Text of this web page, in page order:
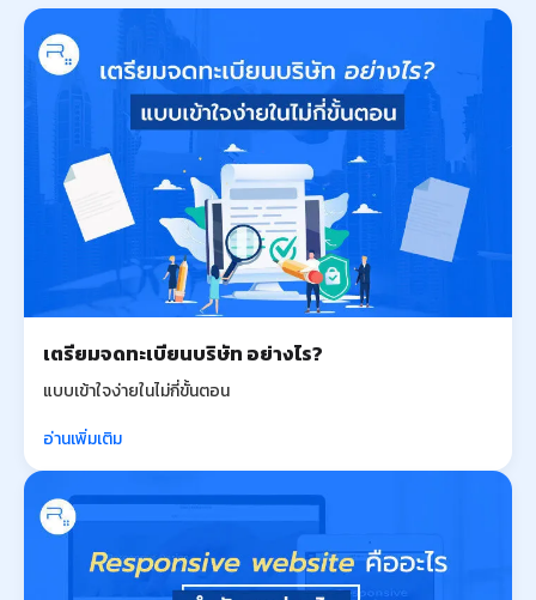
เตรียมจดทะเบียนบริษัท อย่างไร?
แบบเข้าใจง่ายในไม่กี่ขั้นตอน
อ่านเพิ่มเติม